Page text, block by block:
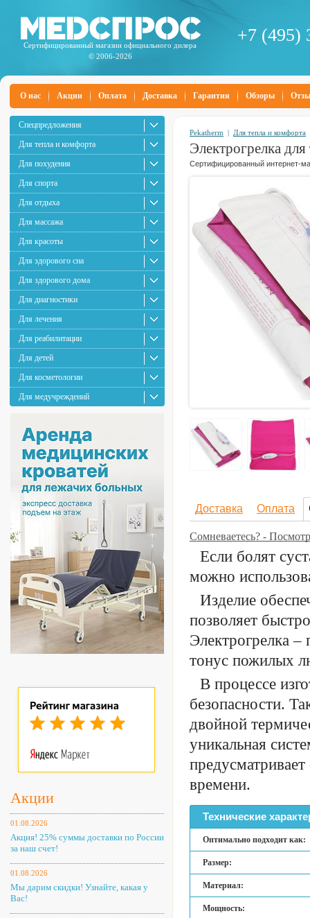
Сертифицированный магазин официального дилера
© 2006-2026
+7 (495)
О нас Акции Оплата Доставка Гарантия Обзоры
Спецпредложения
Для тепла и комфорта
Для похудения
Для спорта
Для отдыха
Для массажа
Для красоты
Для здорового сна
Для здорового дома
Для диагностики
Для лечения
Для реабилитации
Для детей
Для косметологии
Для медучреждений
Акции
01.08.2026
Акция! 25% суммы доставки по России
за наш счет!
01.08.2026
Мы дарим скидки! Узнайте, какая у
Вас!
Pekatherm | Для тепла и комфорта
Электрогрелка
Сертифицированный интернет-
Доставка Оплата
Сомневаетесь? -
Если болят
можно
Изделие
позволяет
Электрогрелка
тонус пожилых
В процессе
безопасности.
двойной
уникальная
времени.
Технические
Оптимально подходит как:
Размер:
Материал:
Мощность: